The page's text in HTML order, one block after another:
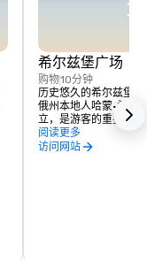
希尔兹堡广场
购物10分钟
历史悠久的希尔兹堡
俄州本地人哈蒙·希尔
立，是游客的重要接
酒体验、住宿和活动
实际上，你可以花几
阅读更多
访问网站